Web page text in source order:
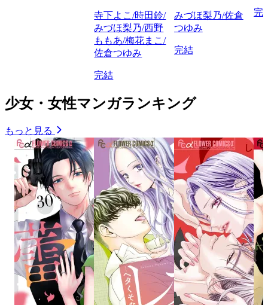
寺下よこ/時田鈴/
みづほ梨乃/西野
ももあ/梅花まこ/
佐倉つゆみ
完結
みづほ梨乃/佐倉
つゆみ
完結
完
少女・女性マンガランキング
もっと見る